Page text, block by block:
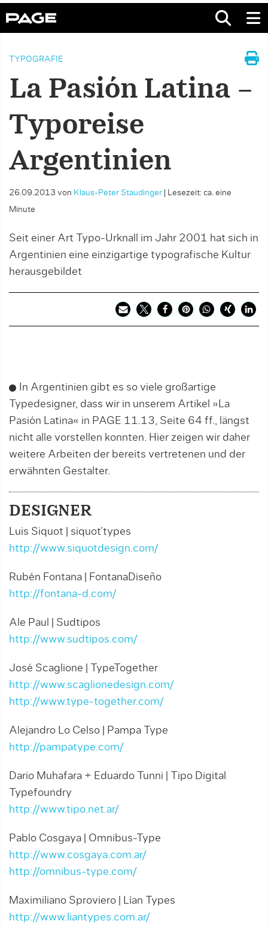
TYPOGRAFIE
La Pasión Latina –
Typoreise
Argentinien
26.09.2013 von Klaus-Peter Staudinger
Lesezeit: ca. eine
Minute
Seit einer Art Typo-Urknall im Jahr 2001 hat sich in
Argentinien eine einzigartige typografische Kultur
herausgebildet
In Argentinien gibt es so viele großartige
Typedesigner, dass wir in unserem Artikel »La
Pasión Latina« in PAGE 11.13, Seite 64 ff., längst
nicht alle vorstellen konnten. Hier zeigen wir daher
weitere Arbeiten der bereits vertretenen und der
erwähnten Gestalter.
DESIGNER
Luis Siquot | siquot’types
http://www.siquotdesign.com/
Rubén Fontana | FontanaDiseño
http://fontana-d.com/
Ale Paul | Sudtipos
http://www.sudtipos.com/
José Scaglione | TypeTogether
http://www.scaglionedesign.com/
http://www.type-together.com/
Alejandro Lo Celso | Pampa Type
http://pampatype.com/
Dario Muhafara + Eduardo Tunni | Tipo Digital
Typefoundry
http://www.tipo.net.ar/
Pablo Cosgaya | Omnibus-Type
http://www.cosgaya.com.ar/
http://omnibus-type.com/
Maximiliano Sproviero | Lían Types
http://www.liantypes.com.ar/